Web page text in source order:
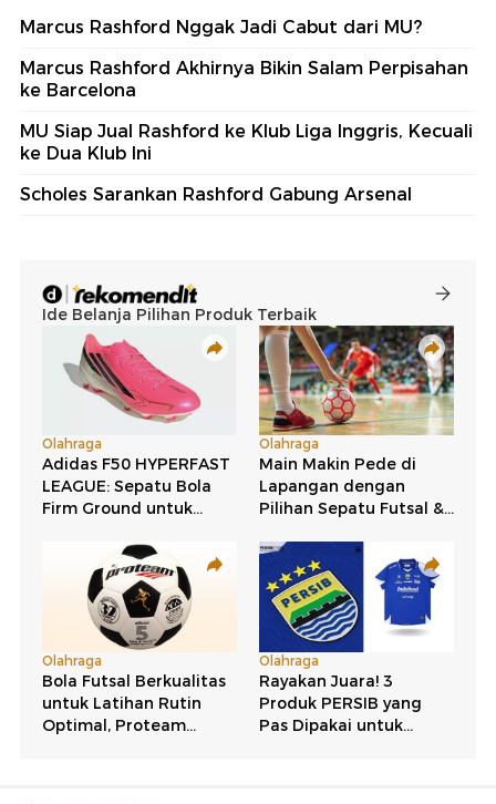
Marcus Rashford Nggak Jadi Cabut dari MU?
Marcus Rashford Akhirnya Bikin Salam Perpisahan
ke Barcelona
MU Siap Jual Rashford ke Klub Liga Inggris, Kecuali
ke Dua Klub Ini
Scholes Sarankan Rashford Gabung Arsenal